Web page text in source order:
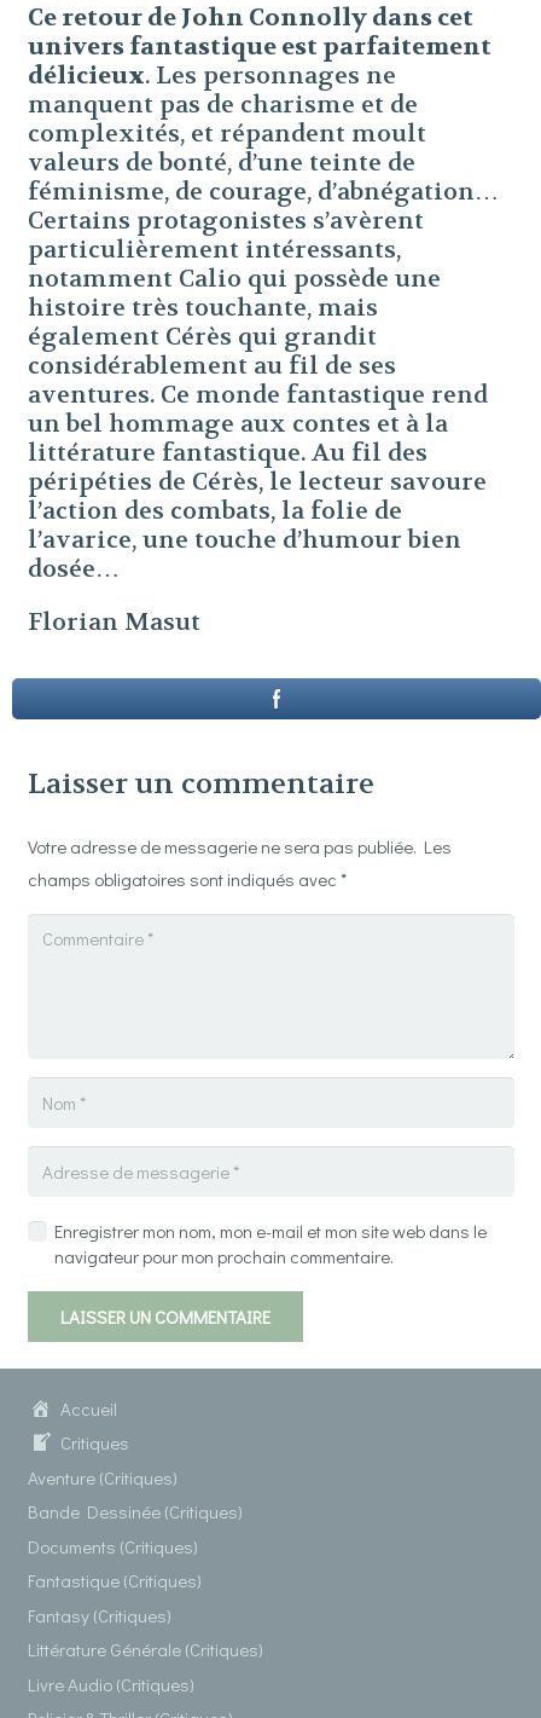
Ce retour de John Connolly dans cet
univers fantastique est parfaitement
délicieux. Les personnages ne
manquent pas de charisme et de
complexités, et répandent moult
valeurs de bonté, d’une teinte de
féminisme, de courage, d’abnégation…
Certains protagonistes s’avèrent
particulièrement intéressants,
notamment Calio qui possède une
histoire très touchante, mais
également Cérès qui grandit
considérablement au fil de ses
aventures. Ce monde fantastique rend
un bel hommage aux contes et à la
littérature fantastique. Au fil des
péripéties de Cérès, le lecteur savoure
l’action des combats, la folie de
l’avarice, une touche d’humour bien
dosée…
Florian Masut
Laisser un commentaire
Votre adresse de messagerie ne sera pas publiée. Les
champs obligatoires sont indiqués avec *
Enregistrer mon nom, mon e-mail et mon site web dans le
navigateur pour mon prochain commentaire.
LAISSER UN COMMENTAIRE
Accueil
Critiques
Aventure (Critiques)
Bande Dessinée (Critiques)
Documents (Critiques)
Fantastique (Critiques)
Fantasy (Critiques)
Littérature Générale (Critiques)
Livre Audio (Critiques)